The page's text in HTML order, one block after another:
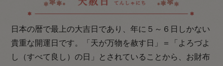
日本の暦で最上の大吉日であり、年に５～６日しかない
貴重な開運日です。「天が万物を赦す日」＝「よろづよ
し（すべて良し）の日」とされていることから、お財布